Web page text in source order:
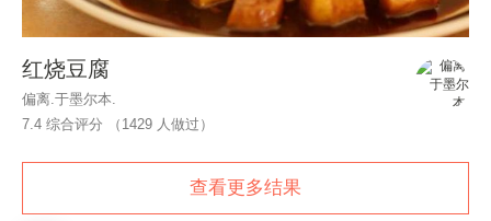
红烧豆腐
偏离.于墨尔本.
7.4 综合评分 （ 1429 人做过）
查看更多结果